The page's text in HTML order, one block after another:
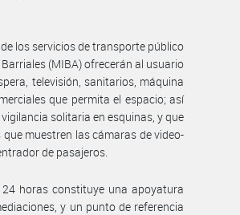
los servicios de transporte público
(MIBA) ofrecerán al usuario
televisión, sanitarios, máquina
que permita el espacio; así
solitaria en esquinas, y que
muestren las cámaras de video-
de pasajeros.
horas constituye una apoyatura
y un punto de referencia